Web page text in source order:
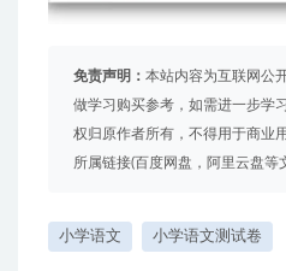
免责声明： 本站内容为互联网公
做学习购买参考，如需进一步学
权归原作者所有，不得用于商业
所属链接(百度网盘，阿里云盘等
小学语文 小学语文测试卷